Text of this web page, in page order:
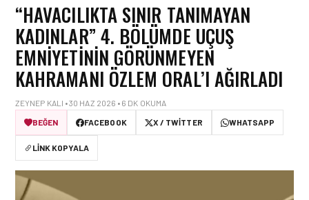
“HAVACILIKTA SINIR TANIMAYAN
KADINLAR” 4. BÖLÜMDE UÇUŞ
EMNIYETININ GÖRÜNMEYEN
KAHRAMANI ÖZLEM ORAL’I AĞIRLADI
ZEYNEP KALI • 30 HAZ 2026 • 6 DK OKUMA
BEĞEN
FACEBOOK X / TWITTER WHATSAPP
LINK KOPYALA